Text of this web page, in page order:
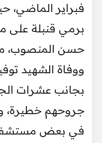
فبراير الماضي،
برمي قنبلة على
حسن المنصوب،
ووفاة الشهيد
بجانب عشرات
جروحهم خطيرة،
في بعض